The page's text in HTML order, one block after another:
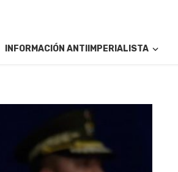
INFORMACIÓN ANTIIMPERIALISTA